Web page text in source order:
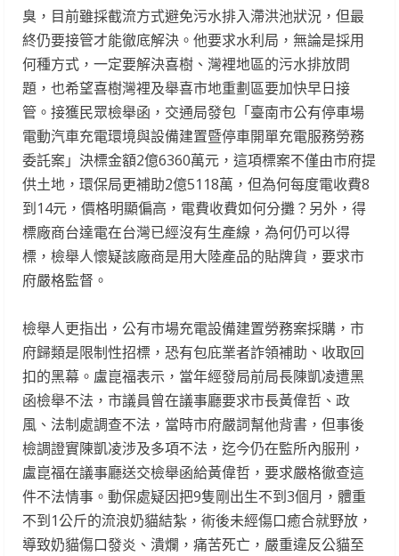
臭，目前雖採截流方式避免污水排入滯洪池狀況，但最
終仍要接管才能徹底解決。他要求水利局，無論是採用
何種方式，一定要解決喜樹、灣裡地區的污水排放問
題，也希望喜樹灣裡及舉喜市地重劃區要加快早日接
管。接獲民眾檢舉函，交通局發包「臺南市公有停車場
電動汽車充電環境與設備建置暨停車開單充電服務勞務
委託案」決標金額2億6360萬元，這項標案不僅由市府提
供土地，環保局更補助2億5118萬，但為何每度電收費8
到14元，價格明顯偏高，電費收費如何分攤？另外，得
標廠商台達電在台灣已經沒有生產線，為何仍可以得
標，檢舉人懷疑該廠商是用大陸產品的貼牌貨，要求市
府嚴格監督。
檢舉人更指出，公有市場充電設備建置勞務案採購，市
府歸類是限制性招標，恐有包庇業者詐領補助、收取回
扣的黑幕。盧崑福表示，當年經發局前局長陳凱凌遭黑
函檢舉不法，市議員曾在議事廳要求市長黃偉哲、政
風、法制處調查不法，當時市府嚴詞幫他背書，但事後
檢調證實陳凱凌涉及多項不法，迄今仍在監所內服刑，
盧崑福在議事廳送交檢舉函給黃偉哲，要求嚴格徹查這
件不法情事。動保處疑因把9隻剛出生不到3個月，體重
不到1公斤的流浪奶貓結紮，術後未經傷口癒合就野放，
導致奶貓傷口發炎、潰爛，痛苦死亡，嚴重違反公貓至